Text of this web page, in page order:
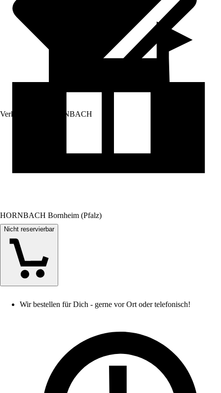
Verkauf durch: HORNBACH
HORNBACH Bornheim (Pfalz)
Nicht reservierbar
Wir bestellen für Dich - gerne vor Ort oder telefonisch!